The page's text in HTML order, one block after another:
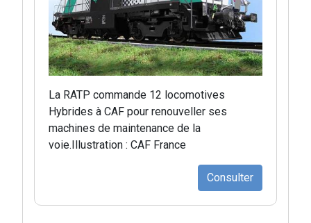
La RATP commande 12 locomotives
Hybrides à CAF pour renouveller ses
machines de maintenance de la
voie.Illustration : CAF France
Consulter